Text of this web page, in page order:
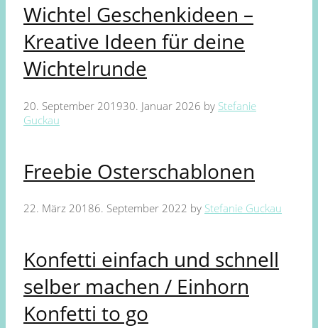
Wichtel Geschenkideen –
Kreative Ideen für deine
Wichtelrunde
20. September 201930. Januar 2026 by Stefanie
Guckau
Freebie Osterschablonen
22. März 20186. September 2022 by Stefanie Guckau
Konfetti einfach und schnell
selber machen / Einhorn
Konfetti to go